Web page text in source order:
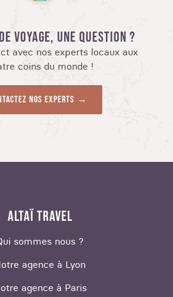
VOYAGE, UNE QUESTION ?
avec nos experts locaux aux
coins du monde !
nos experts
ALTAÏ TRAVEL
sommes nous ?
agence à Lyon
agence à Paris